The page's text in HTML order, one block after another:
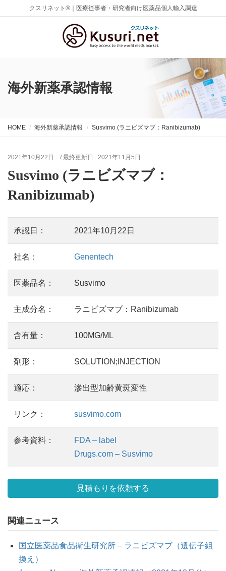
クスリネット®｜医療従事者・研究者向け医薬品個人輸入調達
海外新薬承認情報
HOME 海外新薬承認情報 Susvimo (ラニビズマブ：Ranibizumab)
2021年10月22日 / 最終更新日 : 2021年11月5日
Susvimo (ラニビズマブ：
Ranibizumab)
承認日： 2021年10月22日
社名： Genentech
医薬品名： Susvimo
主成分名： ラニビズマブ：Ranibizumab
含有量： 100MG/ML
剤形： SOLUTION;INJECTION
適応： 滲出型加齢黄斑変性
リンク： susvimo.com
参考資料：
FDA – label
Drugs.com – Susvimo
見積もりを依頼する
関連ニュース
国立医薬品食品衛生研究所 – ラニビズマブ（遺伝子組
換え）